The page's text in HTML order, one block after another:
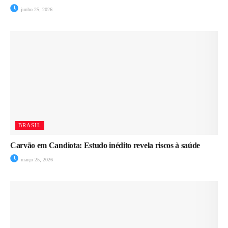
junho 25, 2026
BRASIL
Carvão em Candiota: Estudo inédito revela riscos à saúde
março 25, 2026